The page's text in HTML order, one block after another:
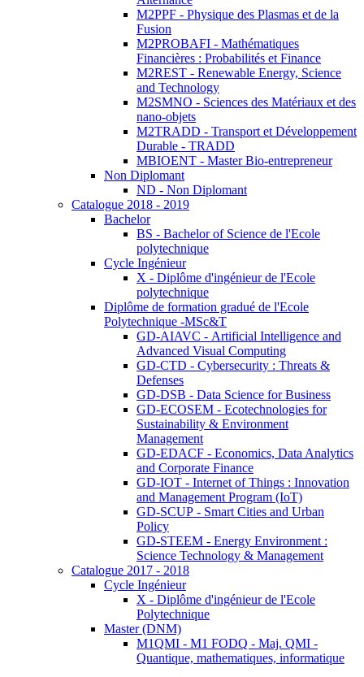
M2PPF - Physique des Plasmas et de la
Fusion
M2PROBAFI - Mathématiques
Financières : Probabilités et Finance
M2REST - Renewable Energy, Science
and Technology
M2SMNO - Sciences des Matériaux et des
nano-objets
M2TRADD - Transport et Développement
Durable - TRADD
MBIOENT - Master Bio-entrepreneur
Non Diplomant
ND - Non Diplomant
Catalogue 2018 - 2019
Bachelor
BS - Bachelor of Science de l'Ecole
polytechnique
Cycle Ingénieur
X - Diplôme d'ingénieur de l'Ecole
polytechnique
Diplôme de formation gradué de l'Ecole
Polytechnique -MSc&T
GD-AIAVC - Artificial Intelligence and
Advanced Visual Computing
GD-CTD - Cybersecurity : Threats &
Defenses
GD-DSB - Data Science for Business
GD-ECOSEM - Ecotechnologies for
Sustainability & Environment
Management
GD-EDACF - Economics, Data Analytics
and Corporate Finance
GD-IOT - Internet of Things : Innovation
and Management Program (IoT)
GD-SCUP - Smart Cities and Urban
Policy
GD-STEEM - Energy Environment :
Science Technology & Management
Catalogue 2017 - 2018
Cycle Ingénieur
X - Diplôme d'ingénieur de l'Ecole
Polytechnique
Master (DNM)
M1QMI - M1 FODQ - Maj. QMI -
Quantique, mathematiques, informatique